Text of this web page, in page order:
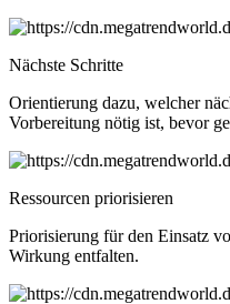
Nächste Schritte
Orientierung dazu, welcher
Vorbereitung nötig ist, bevor
Ressourcen priorisieren
Priorisierung für den Einsatz
Wirkung entfalten.